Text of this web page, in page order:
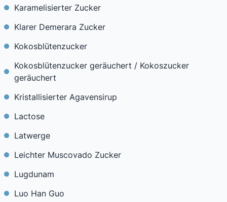
Karamelisierter Zucker
Klarer Demerara Zucker
Kokosblütenzucker
Kokosblütenzucker geräuchert / Kokoszucker
geräuchert
Kristallisierter Agavensirup
Lactose
Latwerge
Leichter Muscovado Zucker
Lugdunam
Luo Han Guo